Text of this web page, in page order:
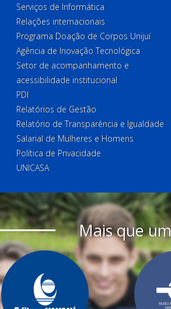
Serviços de Informática
Relações internacionais
Programa Doação de Corpos Unijuí
Agência de Inovação Tecnológica
Setor de acompanhamento e
acessibilidade institucional
PDI
Relatórios de Gestão
Relatório de Transparência e Igualdade
Salarial de Mulheres e Homens
Política de Privacidade
UNICASA
Mais que